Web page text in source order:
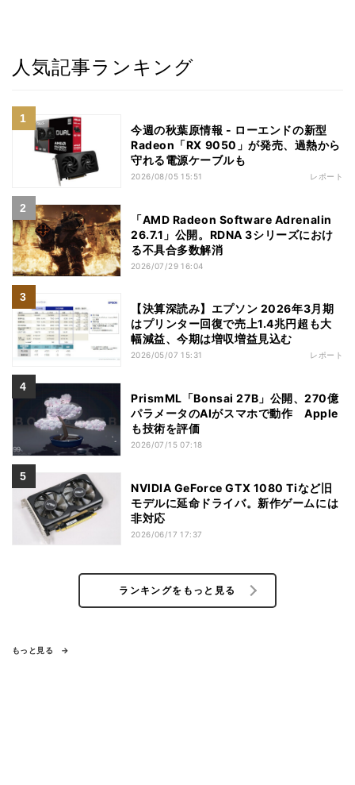
人気記事ランキング
今週の秋葉原情報 - ローエンドの新型
Radeon「RX 9050」が発売、過熱から
守れる電源ケーブルも
2026/08/05 15:51 レポート
「AMD Radeon Software Adrenalin
26.7.1」公開。RDNA 3シリーズにおけ
る不具合多数解消
2026/07/29 16:04
【決算深読み】エプソン 2026年3月期
はプリンター回復で売上1.4兆円超も大
幅減益、今期は増収増益見込む
2026/05/07 15:31 レポート
PrismML「Bonsai 27B」公開、270億
パラメータのAIがスマホで動作 Apple
も技術を評価
2026/07/15 07:18
NVIDIA GeForce GTX 1080 Tiなど旧
モデルに延命ドライバ。新作ゲームには
非対応
2026/06/17 17:37
ランキングをもっと見る
もっと見る